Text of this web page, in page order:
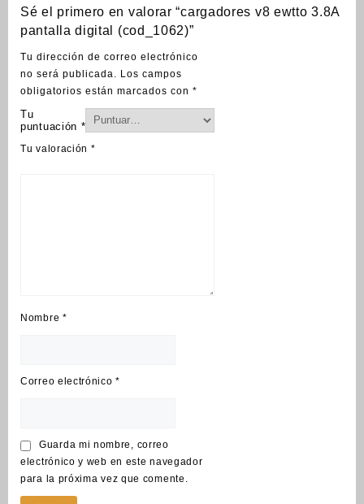
Sé el primero en valorar “cargadores v8 ewtto 3.8A
pantalla digital (cod_1062)”
Tu dirección de correo electrónico
no será publicada.
Los campos
obligatorios están marcados con *
Tu
puntuación *
Tu valoración *
Nombre *
Correo electrónico*
Guarda mi nombre, correo
electrónico y web en este navegador
para la próxima vez que comente.